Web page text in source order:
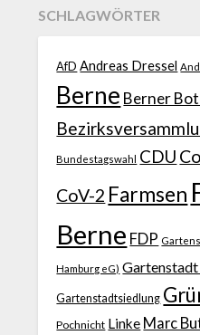
SCHLAGWÖRTER
AfD Andreas Dressel
Berne Berner
Bundestagswahl CDU
CoV-2 Farmsen
Berne FDP
Hamburg eG)
Gartenstadtsiedlung
Pochnicht Linke Marc